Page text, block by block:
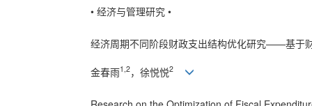
• 经济与管理研究 •
经济周期不同阶段财政支出结构优化研究——基于
金春雨1,2，徐悦悦2